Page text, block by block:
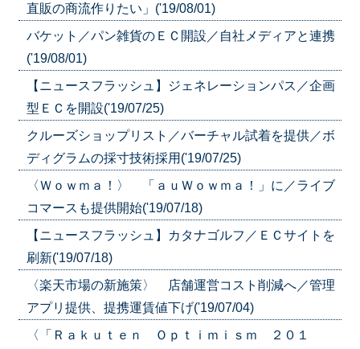
直販の商流作りたい」('19/08/01)
バケット／パン雑貨のＥＣ開設／自社メディアと連携
('19/08/01)
【ニュースフラッシュ】ジェネレーションパス／企画
型ＥＣを開設('19/07/25)
クルーズショップリスト／バーチャル試着を提供／ボ
ディグラムの採寸技術採用('19/07/25)
〈Ｗｏｗｍａ！〉 「ａｕＷｏｗｍａ！」に／ライブ
コマースも提供開始('19/07/18)
【ニュースフラッシュ】カタナゴルフ／ＥＣサイトを
刷新('19/07/18)
〈楽天市場の新施策〉 店舗運営コスト削減へ／管理
アプリ提供、提携運賃値下げ('19/07/04)
〈「Ｒａｋｕｔｅｎ Ｏｐｔｉｍｉｓｍ ２０１